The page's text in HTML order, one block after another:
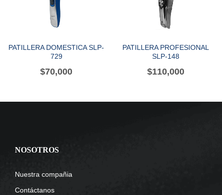
PATILLERA DOMESTICA SLP-
729
$70,000
PATILLERA PROFESIONAL
SLP-148
$110,000
NOSOTROS
Nuestra compañia
Contáctanos